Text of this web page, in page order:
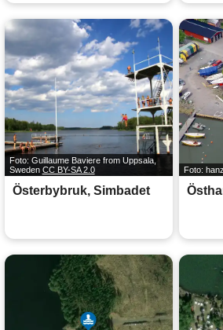
Foto: Guillaume Baviere from Uppsala,
Sweden CC BY-SA 2.0
Österbybruk, Simbadet
Foto: